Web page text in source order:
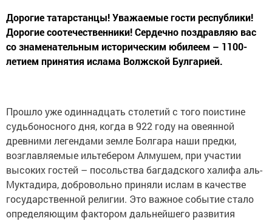
Дорогие татарстанцы! Уважаемые гости республики!
Дорогие соотечественники! Сердечно поздравляю вас
со знаменательным историческим юбилеем – 1100-
летием принятия ислама Волжской Булгарией.
Прошло уже одиннадцать столетий с того поистине
судьбоносного дня, когда в 922 году на овеянной
древними легендами земле Болгара наши предки,
возглавляемые ильтебером Алмушем, при участии
высоких гостей – посольства багдадского халифа аль-
Муктадира, добровольно приняли ислам в качестве
государственной религии. Это важное событие стало
определяющим фактором дальнейшего развития